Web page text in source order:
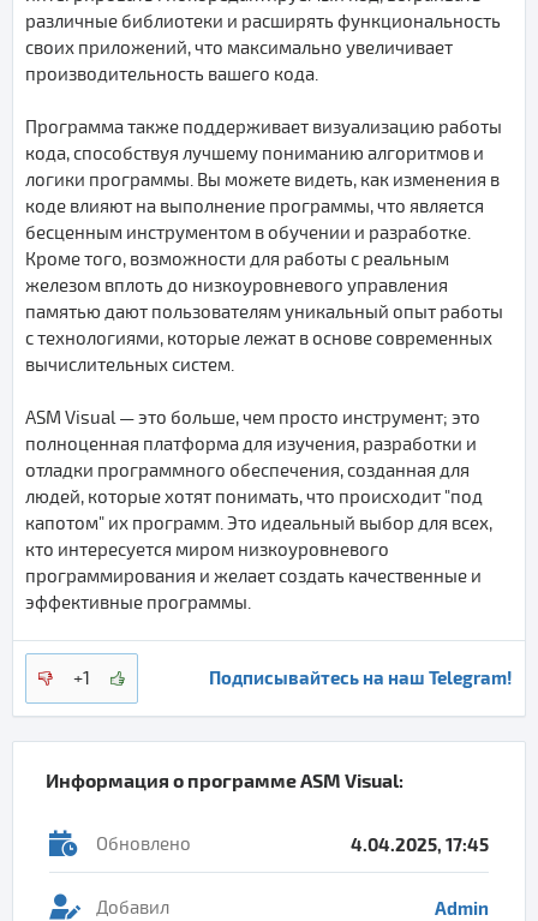
различные библиотеки и расширять функциональность
своих приложений, что максимально увеличивает
производительность вашего кода.
Программа также поддерживает визуализацию работы
кода, способствуя лучшему пониманию алгоритмов и
логики программы. Вы можете видеть, как изменения в
коде влияют на выполнение программы, что является
бесценным инструментом в обучении и разработке.
Кроме того, возможности для работы с реальным
железом вплоть до низкоуровневого управления
памятью дают пользователям уникальный опыт работы
с технологиями, которые лежат в основе современных
вычислительных систем.
ASM Visual — это больше, чем просто инструмент; это
полноценная платформа для изучения, разработки и
отладки программного обеспечения, созданная для
людей, которые хотят понимать, что происходит "под
капотом" их программ. Это идеальный выбор для всех,
кто интересуется миром низкоуровневого
программирования и желает создать качественные и
эффективные программы.
+1 Подписывайтесь на наш Telegram!
Информация о программеASM Visual:
Обновлено 4.04.2025, 17:45
Добавил Admin